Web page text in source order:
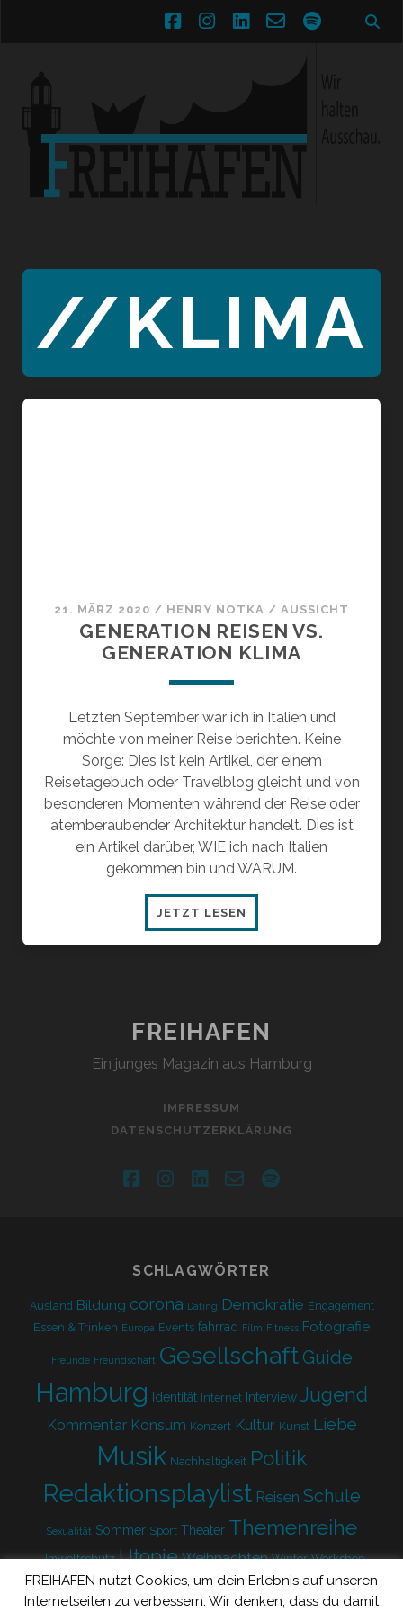
facebookinstagram
linkedin
email-spotify
//KLIMA
21. MÄRZ 2020 / HENRY NOTKA / AUSSICHT
GENERATION REISEN VS.
GENERATION KLIMA
Letzten September war ich in Italien und
möchte von meiner Reise berichten. Keine
Sorge: Dies ist kein Artikel, der einem
Reisetagebuch oder Travelblog gleicht und von
besonderen Momenten während der Reise oder
atemberaubender Architektur handelt. Dies ist
ein Artikel darüber, WIE ich nach Italien
gekommen bin und WARUM.
JETZT LESEN
REISEN
FREIHAFEN
Ein junges Magazin aus Hamburg
IMPRESSUM
DATENSCHUTZERKLÄRUNG
facebookinstagram
linkedin
email-spotify
SCHLAGWÖRTER
Ausland Bildung corona Dating Demokratie Engagement
Essen & Trinken Europa Events fahrrad Film Fitness Fotografie
Freunde Freundschaft GesellschaftGuide
Hamburg Identität Internet Interview Jugend
Kommentar Konsum Konzert Kultur Kunst Liebe
Musik Nachhaltigkeit Politik
Redaktionsplaylist Reisen Schule
Sexualität Sommer Sport Theater Themenreihe
Umweltschutz Utopie Weihnachten Winter Workshop
Zukunft
FREIHAFEN nutzt Cookies, um dein Erlebnis auf unseren
Internetseiten zu verbessern. Wir denken, dass du damit